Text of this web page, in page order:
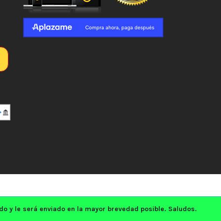
y le será enviado en la mayor brevedad posible. Saludos.